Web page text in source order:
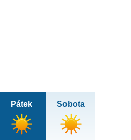
Pátek Sobota